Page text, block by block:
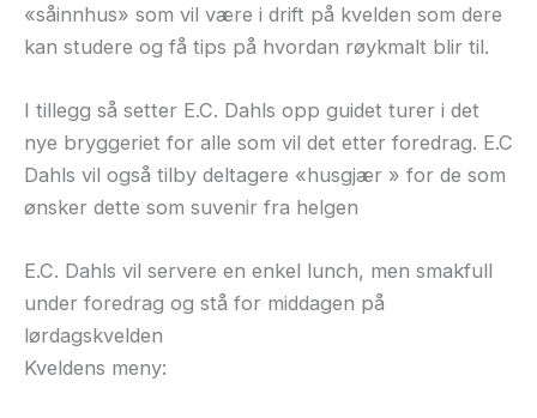
«såinnhus» som vil være i drift på kvelden som dere
kan studere og få tips på hvordan røykmalt blir til.
I tillegg så setter E.C. Dahls opp guidet turer i det
nye bryggeriet for alle som vil det etter foredrag. E.C
Dahls vil også tilby deltagere «husgjær » for de som
ønsker dette som suvenir fra helgen
E.C. Dahls vil servere en enkel lunch, men smakfull
under foredrag og stå for middagen på
lørdagskvelden
Kveldens meny: